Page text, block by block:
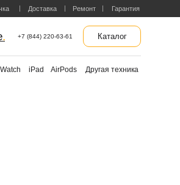
. +7 (844) 220-63-61 Каталог
Гарантия
Ремонт
Доставка
Другая техника
Watch iPad AirPods